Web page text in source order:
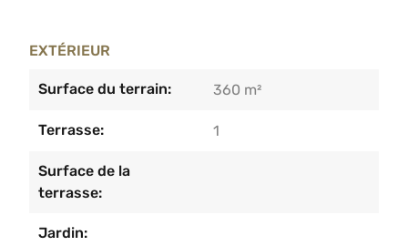
EXTÉRIEUR
Surface du terrain: 360 m²
Terrasse: 1
Surface de la
terrasse:
Jardin: